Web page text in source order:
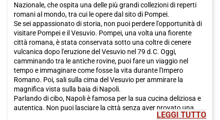
Nazionale, che ospita una delle più grandi collezioni di reperti
romani al mondo, tra cui le opere dal sito di Pompei.
Se sei appassionato di storia, non puoi perdere l'opportunità di
visitare Pompei e il Vesuvio. Pompei, una volta una fiorente
città romana, è stata conservata sotto una coltre di cenere
vulcanica dopo l'eruzione del Vesuvio nel 79 d.C. Oggi,
camminando tra le antiche rovine, puoi fare un viaggio nel
tempo e immaginare come fosse la vita durante l'Impero
Romano. Poi, sali sulla cima del Vesuvio per ammirare la
magnifica vista sulla baia di Napoli.
Parlando di cibo, Napoli è famosa per la sua cucina deliziosa e
autentica. Non puoi lasciare la città senza aver provato una
vera pizza napoletana. Fai una sosta in una delle pizzerie
LEGGI TUTTO